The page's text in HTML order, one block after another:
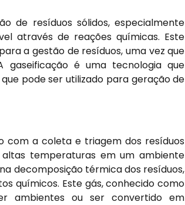
de resíduos sólidos, especialmente
através de reações químicas. Este
a gestão de resíduos, uma vez que
é uma tecnologia que
pode ser utilizado para geração de
com a coleta e triagem dos resíduos
temperaturas em um ambiente
decomposição térmica dos resíduos,
químicos. Este gás, conhecido como
ambientes ou ser convertido em